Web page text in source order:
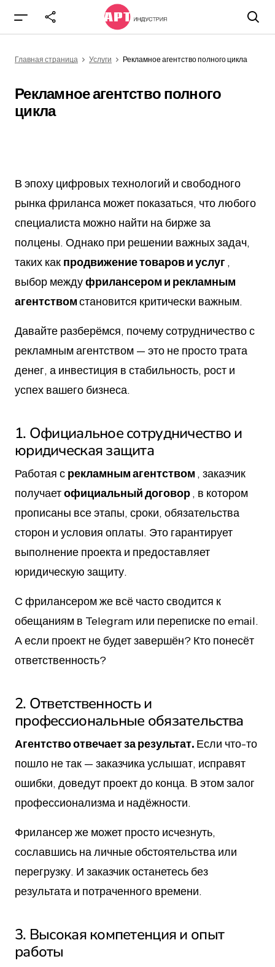
Главная страница Услуги Рекламное агентство полного цикла
Рекламное агентство полного
цикла
В эпоху цифровых технологий и свободного
рынка фриланса может показаться, что любого
специалиста можно найти на бирже за
полцены. Однако при решении важных задач,
таких как продвижение товаров и услуг ,
выбор междуфрилансером и рекламным
агентствомстановится критически важным.
Давайте разберёмся, почему сотрудничество с
рекламным агентством — это не просто трата
денег, а инвестиция в стабильность, рост и
успех вашего бизнеса.
1. Официальное сотрудничество и
юридическая защита
Работая с рекламным агентством , заказчик
получаетофициальный договор, в котором
прописаны все этапы, сроки, обязательства
сторон и условия оплаты. Это гарантирует
выполнение проекта и предоставляет
юридическую защиту.
С фрилансером же всё часто сводится к
обещаниям в Telegram или переписке по email.
А если проект не будет завершён? Кто понесёт
ответственность?
2. Ответственность и
профессиональные обязательства
Агентство отвечает за результат. Если что-то
пошло не так — заказчика услышат, исправят
ошибки, доведут проект до конца. В этом залог
профессионализма и надёжности.
Фрилансер же может просто исчезнуть,
сославшись на личные обстоятельства или
перегрузку. И заказчик останетесь без
результата и потраченного времени.
3. Высокая компетенция и опыт
работы